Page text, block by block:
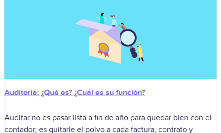
Auditoria: ¿Qué es? ¿Cuál es su función?
Auditar no es pasar lista a fin de año para quedar bien con el
contador; es quitarle el polvo a cada factura, contrato y